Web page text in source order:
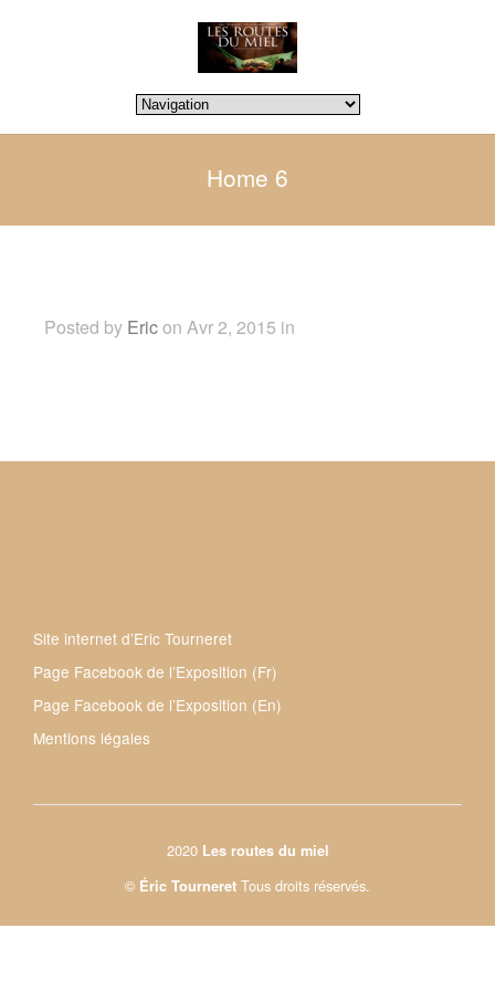
Home 6
Posted by Ericon Avr 2, 2015 in
Site internet d’Eric Tourneret
Page Facebook de l’Exposition (Fr)
Page Facebook de l’Exposition (En)
Mentions légales
2020 Les routes du miel
© Éric Tourneret Tous droits réservés.